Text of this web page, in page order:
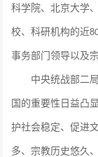
科学院、北京大学
校、科研机构的近
事务部门领导以及
中央统战部二局
国的重要性日益凸
护社会稳定、促进
多、宗教历史悠久